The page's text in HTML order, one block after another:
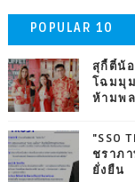
POPULAR 10
สุกี้ตี๋น้อ
โฉมมุ
ห้ามพ
"SSO
ชราภ
ยั่งยืน